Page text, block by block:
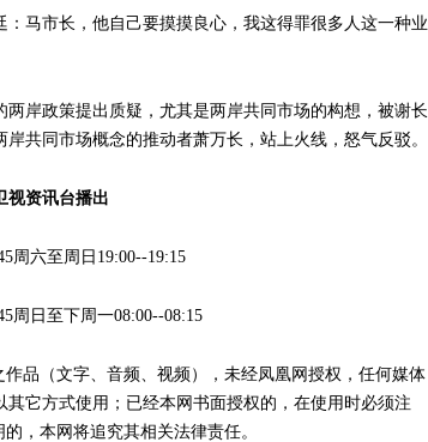
：马市长，他自己要摸摸良心，我这得罪很多人这一种业
两岸政策提出质疑，尤其是两岸共同市场的构想，被谢长
共同市场概念的推动者萧万长，站上火线，怒气反驳。
视资讯台播出
周六至周日19:00--19:15
周日至下周一08:00--08:15
作品（文字、音频、视频），未经凤凰网授权，任何媒体
它方式使用；已经本网书面授权的，在使用时必须注
，本网将追究其相关法律责任。